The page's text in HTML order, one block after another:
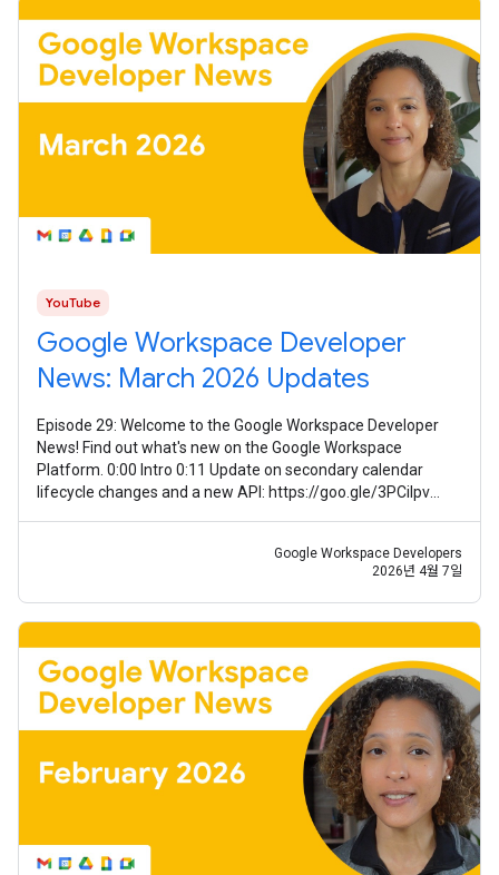
YouTube
Google Workspace Developer
News: March 2026 Updates
Episode 29: Welcome to the Google Workspace Developer
News! Find out what's new on the Google Workspace
Platform. 0:00 Intro 0:11 Update on secondary calendar
lifecycle changes and a new API: https://goo.gle/3PCilpv
Google Workspace Developers
2026년 4월 7일